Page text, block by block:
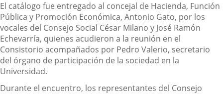
El catálogo fue entregado al concejal de Hacienda, Función
Pública y Promoción Económica, Antonio Gato, por los
vocales del Consejo Social César Milano y José Ramón
Echevarría, quienes acudieron a la reunión en el
Consistorio acompañados por Pedro Valerio, secretario
del órgano de participación de la sociedad en la
Universidad.
Durante el encuentro, los representantes del Consejo